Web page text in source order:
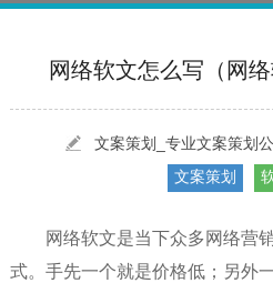
实体门店如何做网络推广吸引客户，实体店网络营销技巧...
疫情当下公司企业品牌网络营销策划推广怎么做，国内知...
网络软文怎么写（网
文案策划_专业文案策划
文案策划
网络软文是当下众多网络营
式。手先一个就是价格低；另外